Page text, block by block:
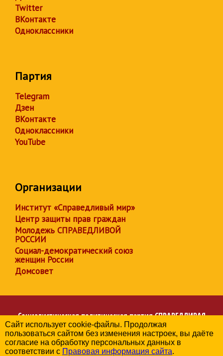
Twitter
ВКонтакте
Одноклассники
Партия
Telegram
Дзен
ВКонтакте
Одноклассники
YouTube
Организации
Институт «Справедливый мир»
Центр защиты прав граждан
Молодежь СПРАВЕДЛИВОЙ
РОССИИ
Социал-демократический союз
женщин России
Домсовет
Социалистическая политическая партияСПРАВЕДЛИВАЯ
РОССИЯ
Региональное отделение партии в Магаданской области
© 2006-2026
Сайт использует cookie-файлы. Продолжая
пользоваться сайтом без изменения настроек, вы даёте
согласие на обработку персональных данных в
соответствии с Правовая информация сайта.